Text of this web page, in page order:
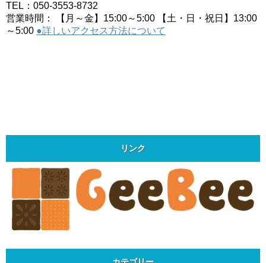
TEL：050-3553-8732
営業時間： 【月～金】15:00～5:00 【土・日・祝日】13:00
～5:00 ●詳しいアクセス方法について
リンク